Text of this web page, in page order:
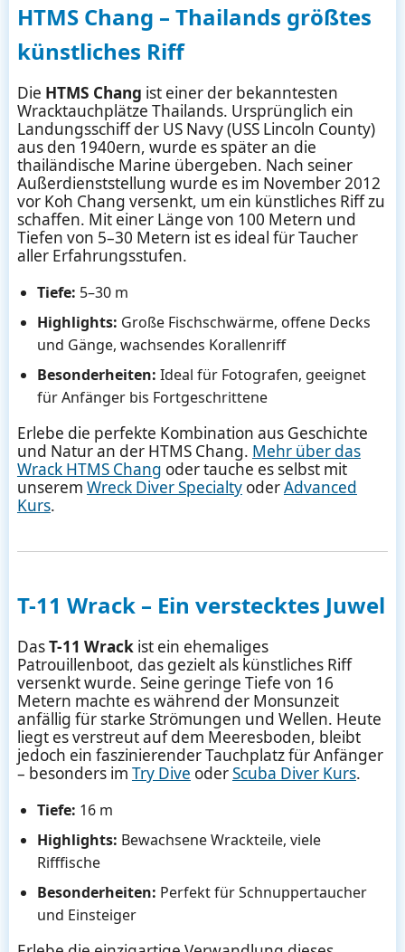
HTMS Chang – Thailands größtes
künstliches Riff
Die HTMS Chang ist einer der bekanntesten
Wracktauchplätze Thailands. Ursprünglich ein
Landungsschiff der US Navy (USS Lincoln County)
aus den 1940ern, wurde es später an die
thailändische Marine übergeben. Nach seiner
Außerdienststellung wurde es im November 2012
vor Koh Chang versenkt, um ein künstliches Riff zu
schaffen. Mit einer Länge von 100 Metern und
Tiefen von 5–30 Metern ist es ideal für Taucher
aller Erfahrungsstufen.
Tiefe: 5–30 m
Highlights: Große Fischschwärme, offene Decks
und Gänge, wachsendes Korallenriff
Besonderheiten: Ideal für Fotografen, geeignet
für Anfänger bis Fortgeschrittene
Erlebe die perfekte Kombination aus Geschichte
und Natur an der HTMS Chang. Mehr über das
Wrack HTMS Chang oder tauche es selbst mit
unserem Wreck Diver SpecialtyoderAdvanced
Kurs.
T-11 Wrack – Ein verstecktes Juwel
DasT-11 Wrackist ein ehemaliges
Patrouillenboot, das gezielt als künstliches Riff
versenkt wurde. Seine geringe Tiefe von 16
Metern machte es während der Monsunzeit
anfällig für starke Strömungen und Wellen. Heute
liegt es verstreut auf dem Meeresboden, bleibt
jedoch ein faszinierender Tauchplatz für Anfänger
– besonders im Try Dive oderScuba Diver Kurs.
Tiefe: 16 m
Highlights: Bewachsene Wrackteile, viele
Rifffische
Besonderheiten: Perfekt für Schnuppertaucher
und Einsteiger